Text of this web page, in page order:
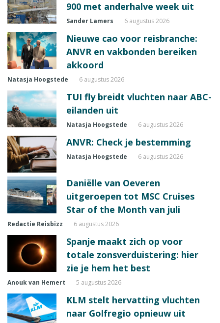
900 met anderhalve week uit
Sander Lamers 6 augustus 2026
Nieuwe cao voor reisbranche:
ANVR en vakbonden bereiken
akkoord
Natasja Hoogstede 6 augustus 2026
TUI fly breidt vluchten naar ABC-
eilanden uit
Natasja Hoogstede 6 augustus 2026
ANVR: Check je bestemming
Natasja Hoogstede 6 augustus 2026
Daniëlle van Oeveren
uitgeroepen tot MSC Cruises
Star of the Month van juli
Redactie Reisbizz 6 augustus 2026
Spanje maakt zich op voor
totale zonsverduistering: hier
zie je hem het best
Anouk van Hemert 5 augustus 2026
KLM stelt hervatting vluchten
naar Golfregio opnieuw uit